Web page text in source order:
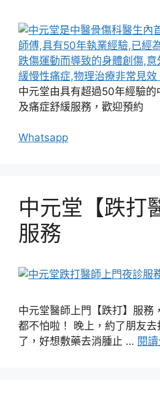
中元堂由具有超過50年經驗
及痛症舒緩服務，歡迎預約
Whatsapp
中元堂【跌打
服務
中元堂醫師上門【跌打】服務
都不怕啦！ 晚上，約了朋友
了，好想敷藥去消腫止 … 閱